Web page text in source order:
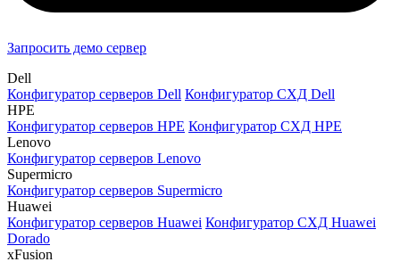
Запросить демо сервер
Dell
Конфигуратор серверов Dell Конфигуратор СХД Dell
HPE
Конфигуратор серверов HPE Конфигуратор СХД HPE
Lenovo
Конфигуратор серверов Lenovo
Supermicro
Конфигуратор серверов Supermicro
Huawei
Конфигуратор серверов Huawei Конфигуратор СХД Huawei
Dorado
xFusion